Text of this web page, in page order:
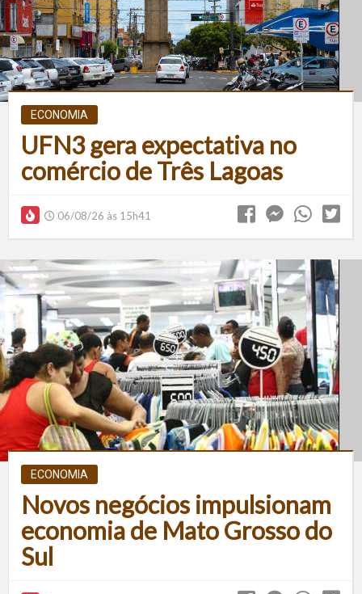
ECONOMIA
UFN3 gera expectativa no
comércio de Três Lagoas
06/08/26 às 15h41
ECONOMIA
Novos negócios impulsionam
economia de Mato Grosso do
Sul